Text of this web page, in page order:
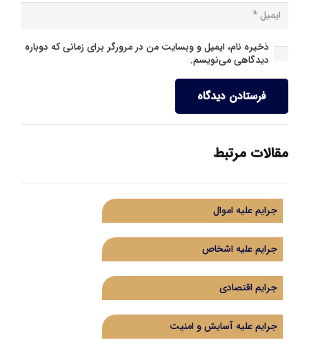
ذخیره نام، ایمیل و وبسایت من در مرورگر برای زمانی که دوباره
دیدگاهی می‌نویسم.
فرستادن دیدگاه
مقالات مرتبط
جرایم علیه اموال
جرایم علیه اشخاص
جرایم اقتصادی
جرایم علیه آسایش و امنیت